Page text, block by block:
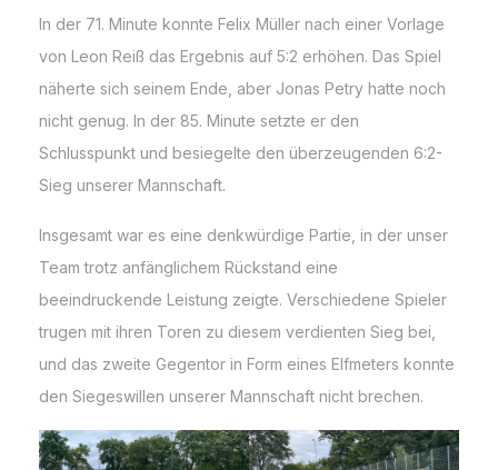
In der 71. Minute konnte Felix Müller nach einer Vorlage
von Leon Reiß das Ergebnis auf 5:2 erhöhen. Das Spiel
näherte sich seinem Ende, aber Jonas Petry hatte noch
nicht genug. In der 85. Minute setzte er den
Schlusspunkt und besiegelte den überzeugenden 6:2-
Sieg unserer Mannschaft.
Insgesamt war es eine denkwürdige Partie, in der unser
Team trotz anfänglichem Rückstand eine
beeindruckende Leistung zeigte. Verschiedene Spieler
trugen mit ihren Toren zu diesem verdienten Sieg bei,
und das zweite Gegentor in Form eines Elfmeters konnte
den Siegeswillen unserer Mannschaft nicht brechen.